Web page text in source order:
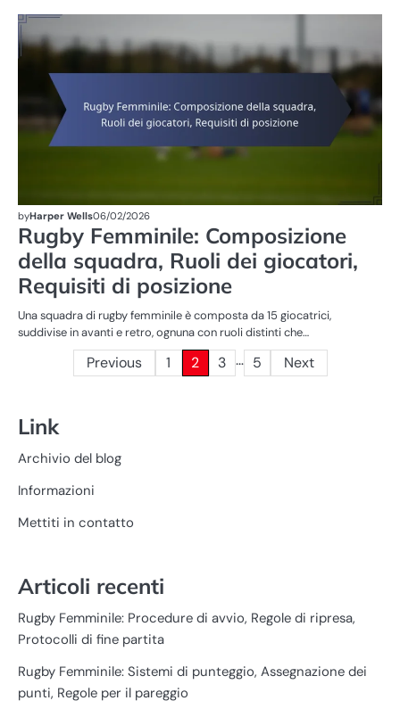
byHarper Wells06/02/2026
Rugby Femminile: Composizione
della squadra, Ruoli dei giocatori,
Requisiti di posizione
Una squadra di rugby femminile è composta da 15 giocatrici,
suddivise in avanti e retro, ognuna con ruoli distinti che…
Previous 1 2 3 … 5 Next
Link
Archivio del blog
Informazioni
Mettiti in contatto
Articoli recenti
Rugby Femminile: Procedure di avvio, Regole di ripresa,
Protocolli di fine partita
Rugby Femminile: Sistemi di punteggio, Assegnazione dei
punti, Regole per il pareggio